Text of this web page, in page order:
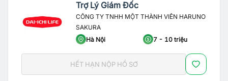
Trợ Lý Giám Đốc
CÔNG TY TNHH MỘT THÀNH VIÊN HARUNO
SAKURA
Hà Nội
7 - 10 triệu
HẾT HẠN NỘP HỒ SƠ